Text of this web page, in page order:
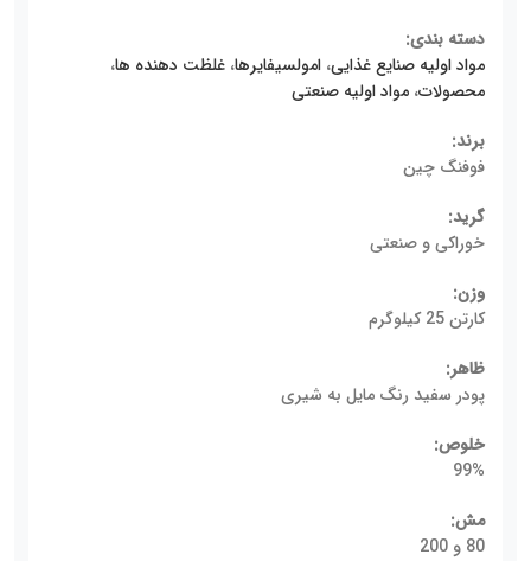
دسته بندی:
مواد اولیه صنایع غذایی، امولسیفایرها، غلظت دهنده ها،
محصولات، مواد اولیه صنعتی
برند:
فوفنگ چین
گرید:
خوراکی و صنعتی
وزن:
کارتن 25 کیلوگرم
ظاهر:
پودر سفید رنگ مایل به شیری
خلوص:
99%
مش:
80 و 200